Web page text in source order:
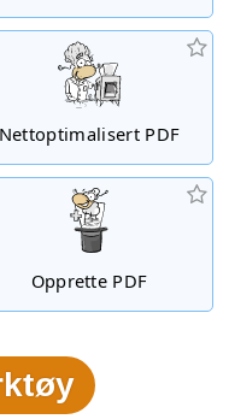
Nettoptimalisert PDF
Opprette PDF